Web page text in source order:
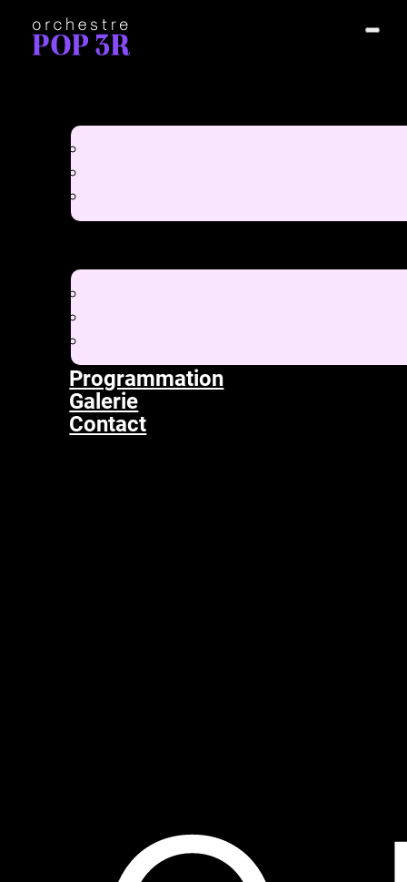
Programmation
Galerie
Contact